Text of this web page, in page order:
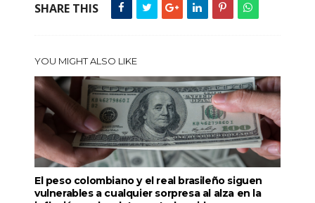
SHARE THIS
YOU MIGHT ALSO LIKE
El peso colombiano y el real brasileño siguen
vulnerables a cualquier sorpresa al alza en la